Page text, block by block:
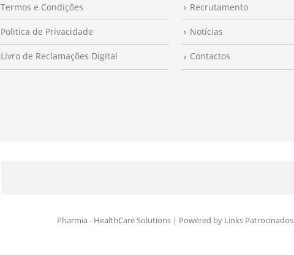
Termos e Condições
Politica de Privacidade
Livro de Reclamações Digital
Recrutamento
Notícias
Contactos
Pharmia- HealthCare Solutions | Powered by Links Patrocinados